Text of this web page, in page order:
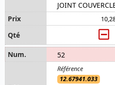
JOINT
52
12.67941.033